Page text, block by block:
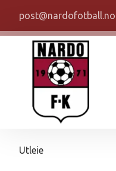
post@nardofotball.no
Utleie